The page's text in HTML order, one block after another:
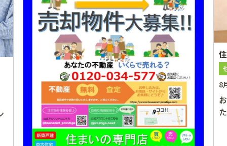
8
ただ